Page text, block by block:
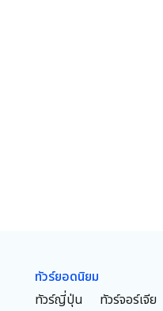
ทัวร์ยอดนิยม
ทัวร์ญี่ปุ่น
ทัวร์จอร์เจีย